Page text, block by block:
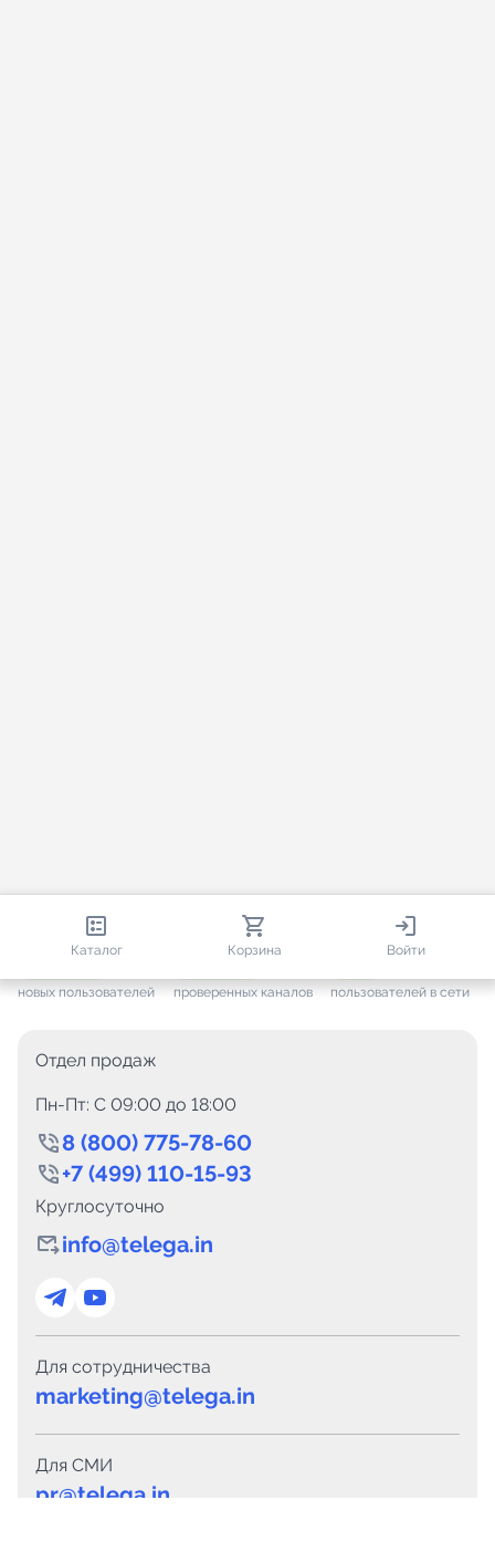
Каталог Корзина Войти
813 230
новых пользователей проверенных каналов пользователей в сети
Отдел продаж
Пн-Пт: C 09:00 до 18:00
8 (800) 775-78-60
+7 (499) 110-15-93
Круглосуточно
info@telega.in
Для сотрудничества
marketing@telega.in
Для СМИ
pr@telega.in